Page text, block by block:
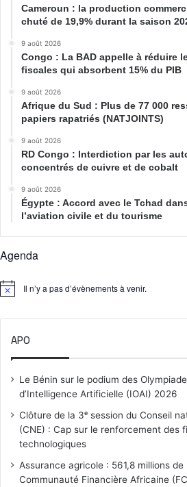
Cameroun : la production
chuté de 19,9% durant la saison
9 août 2026
Congo : La BAD appelle à réduire
fiscales qui absorbent 15% du PIB
9 août 2026
Afrique du Sud : Plus de 77 000
papiers rapatriés (NATJOINTS)
9 août 2026
RD Congo : Interdiction par les
concentrés de cuivre et de cobalt
9 août 2026
Égypte : Accord avec le Tchad
l’aviation civile et du tourisme
Agenda
N
Il n’y a pas d’évènements à venir.
APO
Le Bénin sur le podium des
d’Intelligence Artificielle (IOAI) 2026
Clôture de la 3ᵉ session du Conseil
(CNE) : Cap sur le renforcement des
technologiques
Assurance agricole : 561,8 millions de
Communauté Financière Africaine